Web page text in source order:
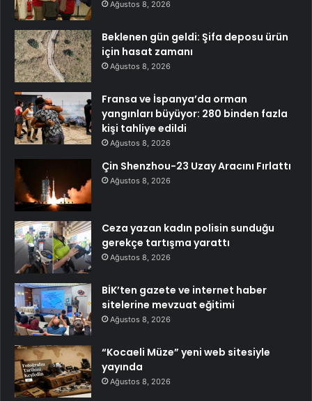
Ağustos 8, 2026
Beklenen gün geldi: Şifa deposu ürün
için hasat zamanı
Ağustos 8, 2026
Fransa ve İspanya’da orman
yangınları büyüyor: 280 binden fazla
kişi tahliye edildi
Ağustos 8, 2026
Çin Shenzhou-23 Uzay Aracını Fırlattı
Ağustos 8, 2026
Ceza yazan kadın polisin sunduğu
gerekçe tartışma yarattı
Ağustos 8, 2026
BİK’ten gazete ve internet haber
sitelerine mevzuat eğitimi
Ağustos 8, 2026
“Kocaeli Müze” yeni web sitesiyle
yayında
Ağustos 8, 2026